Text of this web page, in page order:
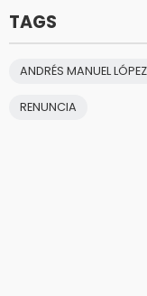
TAGS
ANDRÉS MANUEL
RENUNCIA